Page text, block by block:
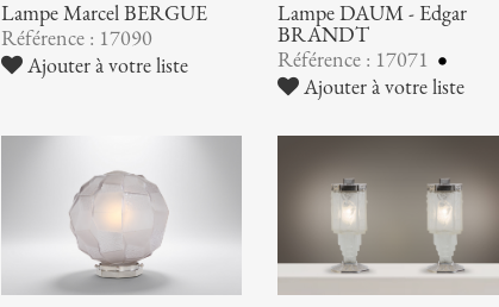
Lampe Marcel BERGUE
Référence : 17090
Ajouter à votre liste
Lampe DAUM - Edgar
BRANDT
Référence : 17071
Ajouter à votre liste